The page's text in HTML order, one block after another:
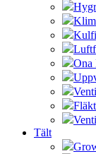
Ona
Tält